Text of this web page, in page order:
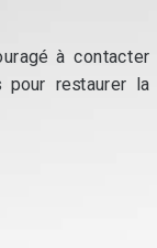
à contacter
pour restaurer la